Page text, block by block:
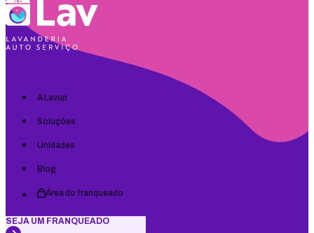
A Lavup
Soluções
Unidades
Blog
Área do franqueado
SEJA UM FRANQUEADO